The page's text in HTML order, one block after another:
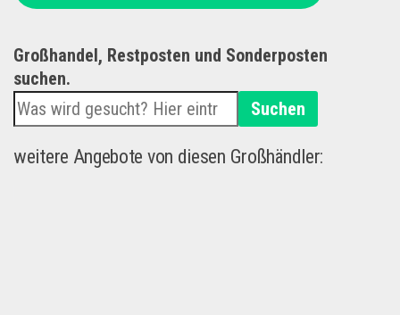
Großhandel, Restposten und Sonderposten
suchen.
Suchen
weitere Angebote von diesen Großhändler: